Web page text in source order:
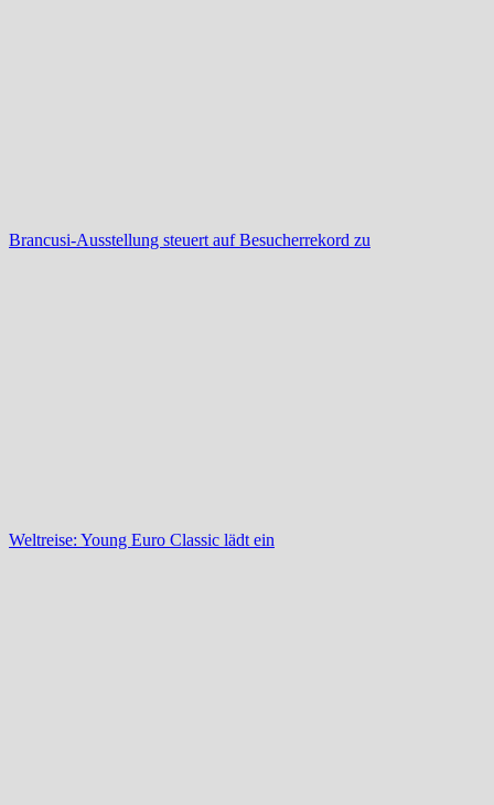
Brancusi-Ausstellung steuert auf Besucherrekord zu
Weltreise: Young Euro Classic lädt ein